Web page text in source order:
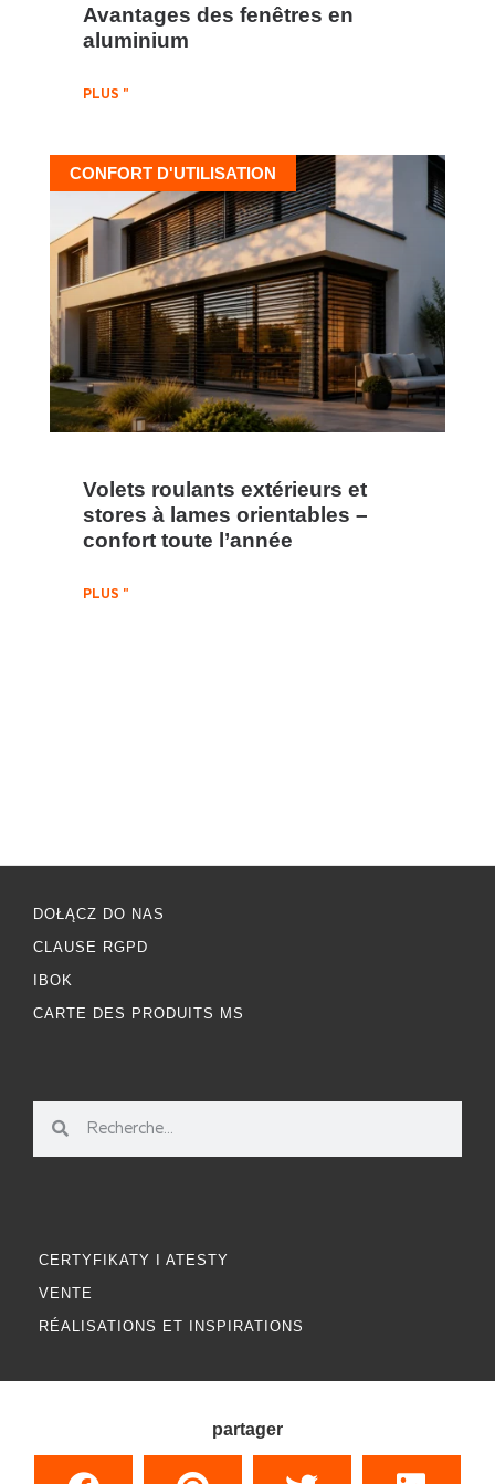
Avantages des fenêtres en
aluminium
PLUS "
CONFORT D'UTILISATION
Volets roulants extérieurs et
stores à lames orientables –
confort toute l’année
PLUS "
DOŁĄCZ DO NAS
CLAUSE RGPD
IBOK
CARTE DES PRODUITS MS
CERTYFIKATY I ATESTY
VENTE
RÉALISATIONS ET INSPIRATIONS
partager